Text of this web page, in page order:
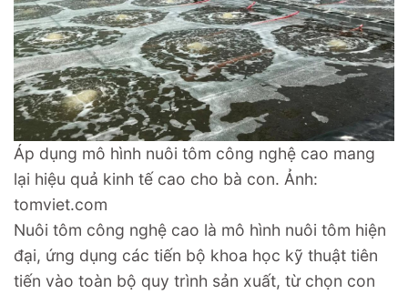
Áp dụng mô hình nuôi tôm công nghệ cao mang
lại hiệu quả kinh tế cao cho bà con. Ảnh:
tomviet.com
Nuôi tôm công nghệ cao là mô hình nuôi tôm hiện
đại, ứng dụng các tiến bộ khoa học kỹ thuật tiên
tiến vào toàn bộ quy trình sản xuất, từ chọn con